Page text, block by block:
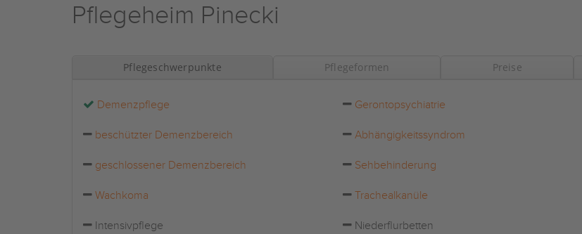
Pflegeheim Pinecki
Pflegeschwerpunkte Pflegeformen Preise
Demenzpflege Gerontopsychiatrie
beschützter Demenzbereich Abhängigkeitssyndrom
geschlossener Demenzbereich Sehbehinderung
Wachkoma Trachealkanüle
Intensivpflege Niederflurbetten